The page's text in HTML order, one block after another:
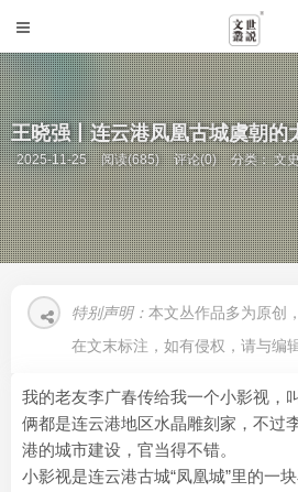
王晓强丨连云港凤凰古城虞朝的
2025-11-25 阅读(685) 评论(0) 分类：文
特别声明： 本文丛作品多为原创
在文末标注，如有侵权，请与编
我的老友李广春传给我一个小影视，
俩都是连云港地区水晶雕刻家，不过
港的城市建设，官当得不错。
小影视是连云港古城“凤凰城”里的一